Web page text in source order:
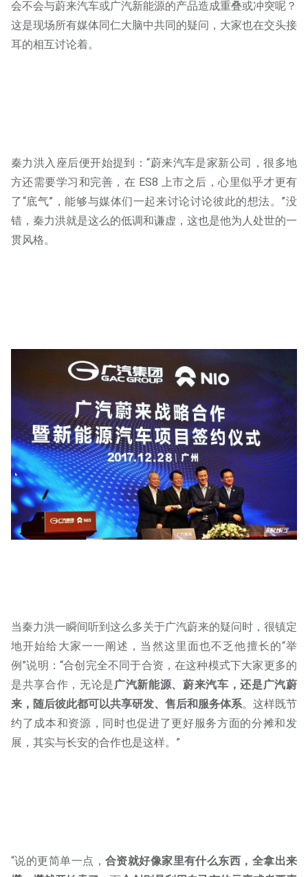
会不会与蔚来汽车或广汽新能源的产品造成重叠或冲突呢？
这是现场所有媒体同仁大脑中共同的疑问，大家也在交头接
耳的相互讨论着。
秦力洪入座后便开始提到：“蔚来汽车是家新公司，很多地
方还需要学习和完善，在 ES8 上市之后，心里似乎才更有
了“底气”，能够与媒体们一起来讨论讨论彼此的想法。”没
错，秦力洪就是这么的低调和谦虚，这也是他为人处世的一
贯风格。
当秦力洪一瞬间听到这么多关于广汽蔚来的疑问时，很镇定
地开始给大家一一阐述，当然这里面也不乏他擅长的“举
例”说明：“合创完全不同于合资，在这种模式下大家更多的
是共享合作，无论是广汽新能源、蔚来汽车，还是广汽蔚
来，随后彼此都可以共享研发、售后和服务体系。这样既节
约了成本和资源，同时也促进了更好服务方面的分摊和发
展，其实与长安的合作也是这样。”
“说的更简单一点， 合资就好像家里有什么东西，全拿出来